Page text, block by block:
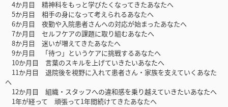
4か月目 精神科をもっと学びたくなってきたあなたへ
5か月目 相手の身になって考えられるあなたへ
6か月目 夜勤や入院患者さんへの対応が始まったあなたへ
7か月目 セルフケアの課題に取り組むあなたへ
8か月目 迷いが増えてきたあなたへ
9か月目 「待つ」というケアに挑戦するあなたへ
10か月目 言葉のスキルを上げていきたいあなたへ
11か月目 退院後を視野に入れて患者さん・家族を支えていくあなた
へ
12か月目 組織・スタッフへの違和感を乗り越えていきたいあなたへ
1年が経って 頑張って1年間続けてきたあなたへ